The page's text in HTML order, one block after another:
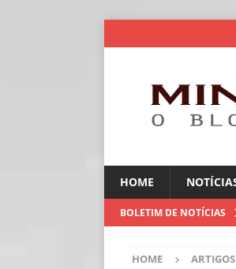
HOME
BOLETIM DE NOTÍCIAS
HOME ARTIGOS